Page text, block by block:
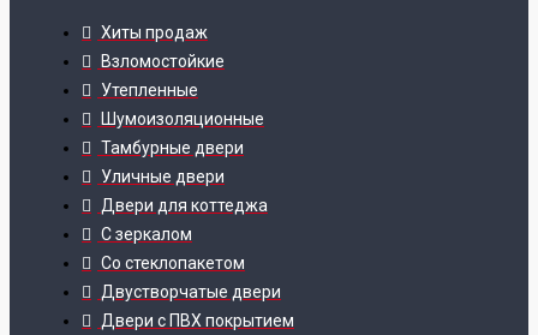
Хиты продаж
Взломостойкие
Утепленные
Шумоизоляционные
Тамбурные двери
Уличные двери
Двери для коттеджа
С зеркалом
Со стеклопакетом
Двустворчатые двери
Двери с ПВХ покрытием